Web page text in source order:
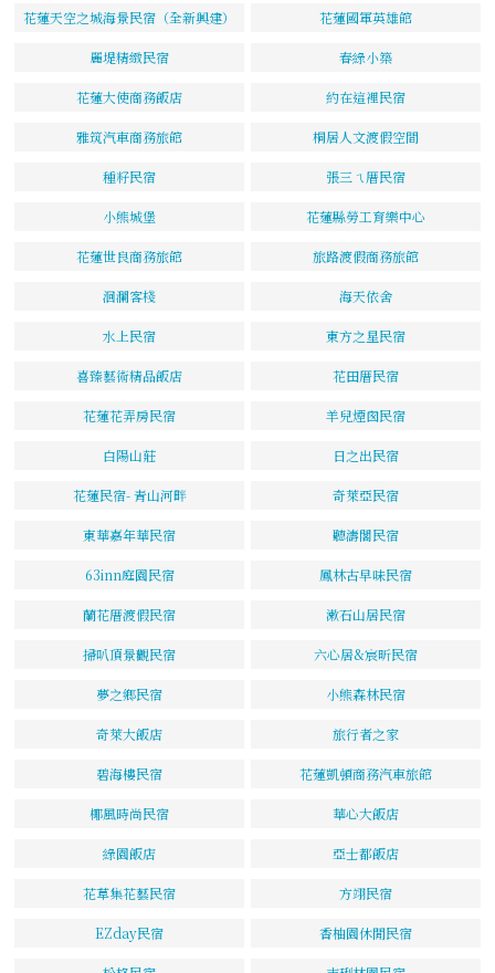
花蓮天空之城海景民宿（全新興建） 花蓮國軍英雄館
麗堤精緻民宿 春綠小築
花蓮大使商務飯店 約在這裡民宿
雅筑汽車商務旅館 桐居人文渡假空間
種籽民宿 張三ㄟ厝民宿
小熊城堡 花蓮縣勞工育樂中心
花蓮世良商務旅館 旅路渡假商務旅館
洄瀾客棧 海天依舍
水上民宿 東方之星民宿
喜臻藝術精品飯店 花田厝民宿
花蓮花弄房民宿 羊兒煙囪民宿
白陽山莊 日之出民宿
花蓮民宿- 青山河畔 奇萊亞民宿
東華嘉年華民宿 聽濤閣民宿
63inn庭園民宿 鳳林古早味民宿
蘭花厝渡假民宿 漱石山居民宿
掃叭頂景觀民宿 六心居&宸昕民宿
夢之鄉民宿 小熊森林民宿
奇萊大飯店 旅行者之家
碧海樓民宿 花蓮凱頓商務汽車旅館
椰風時尚民宿 華心大飯店
綠園飯店 亞士都飯店
花草集花藝民宿 方翊民宿
EZday民宿 香柚園休閒民宿